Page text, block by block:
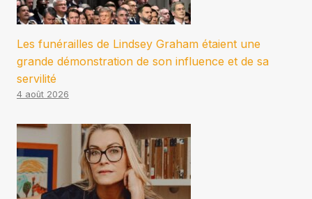
Les funérailles de Lindsey Graham étaient une
grande démonstration de son influence et de sa
servilité
4 août 2026